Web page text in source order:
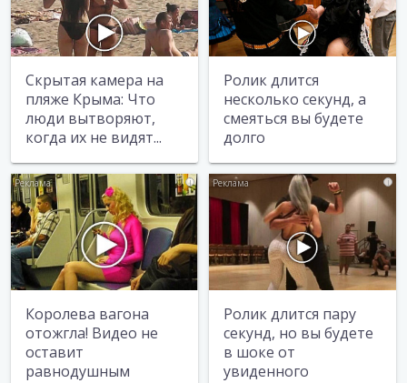
Скрытая камера на
пляже Крыма: Что
люди вытворяют,
когда их не видят...
Ролик длится
несколько секунд, а
смеяться вы будете
долго
i
Королева вагона
отожгла! Видео не
оставит
равнодушным
i
Ролик длится пару
секунд, но вы будете
в шоке от
увиденного